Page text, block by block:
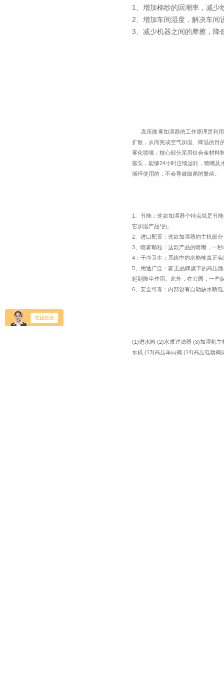
1、增加棉纱的回潮率，减少
2、增加车间湿度，解决车间
3、减少机器之间的摩擦，降
高压微雾加湿器的工作原理是利用
扩散，从而完成空气加湿、降温的目
雾化喷嘴：核心部分采用钛合金材料
塞泵，能够24小时连续运转，喷嘴及
循环使用的，不会导致细菌的繁殖。
1、节能：这款加湿器个特点就是节
它加湿产品*的。
2、进口配置：这款加湿器的主机部
3、喷雾颗粒：这款产品的喷嘴，一
4：干净卫生：系统中的水能够真正
5、用途广泛：雾王品牌旗下的高压
起到降尘作用。此外，在公园，一些
6、安全可靠：内部设有自动缺水断
(1)进水阀 (2)水质过滤器 (3)加湿机
水机 (13)高压单向阀 (14)高压电动阀